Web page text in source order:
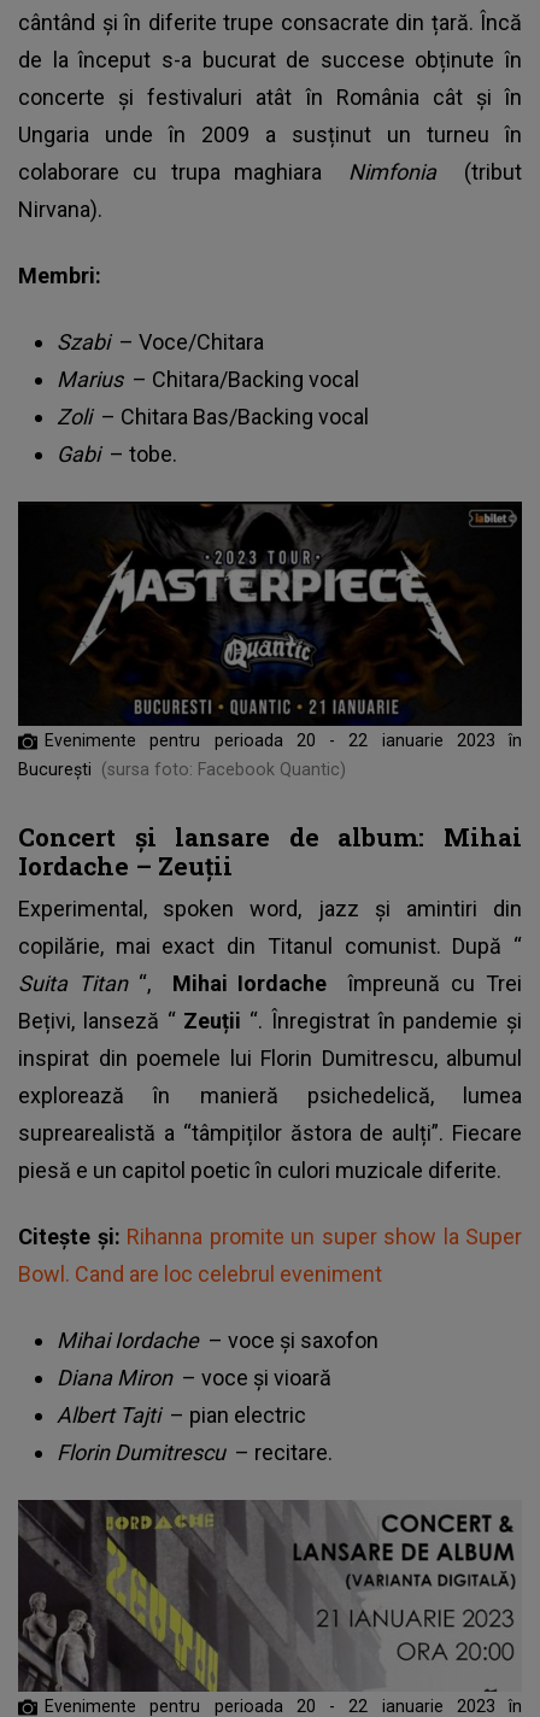
cântând și în diferite trupe consacrate din țară. Încă
de la început s-a bucurat de succese obținute în
concerte și festivaluri atât în România cât și în
Ungaria unde în 2009 a susținut un turneu în
colaborare cu trupa maghiara
Nimfonia
(tribut
Nirvana).
Membri:
Szabi – Voce/Chitara
Marius – Chitara/Backing vocal
Zoli – Chitara Bas/Backing vocal
Gabi – tobe.
Evenimente pentru perioada 20 - 22 ianuarie 2023 în
București
(sursa foto: Facebook Quantic)
Concert și lansare de album: Mihai
Iordache – Zeuții
Experimental, spoken word, jazz și amintiri din
copilărie, mai exact din Titanul comunist. După “
Suita Titan “, Mihai Iordache
împreună cu Trei
Bețivi, lanseză “ Zeuții “. Înregistrat în pandemie și
inspirat din poemele lui Florin Dumitrescu, albumul
explorează în manieră psichedelică, lumea
suprearealistă a “tâmpiților ăstora de aulți”. Fiecare
piesă e un capitol poetic în culori muzicale diferite.
Citește și: Rihanna promite un super show la Super
Bowl. Cand are loc celebrul eveniment
Mihai Iordache – voce și saxofon
Diana Miron – voce și vioară
Albert Tajti – pian electric
Florin Dumitrescu – recitare.
Evenimente pentru perioada 20 - 22 ianuarie 2023 în